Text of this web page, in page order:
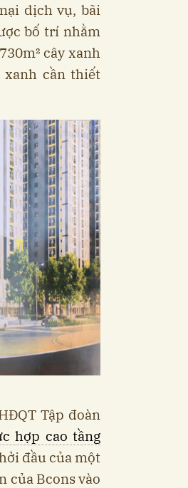
dịch vụ, bãi
bố trí nhằm
cây xanh
xanh cần thiết
Tập đoàn
hợp cao tầng
đầu của một
của Bcons vào